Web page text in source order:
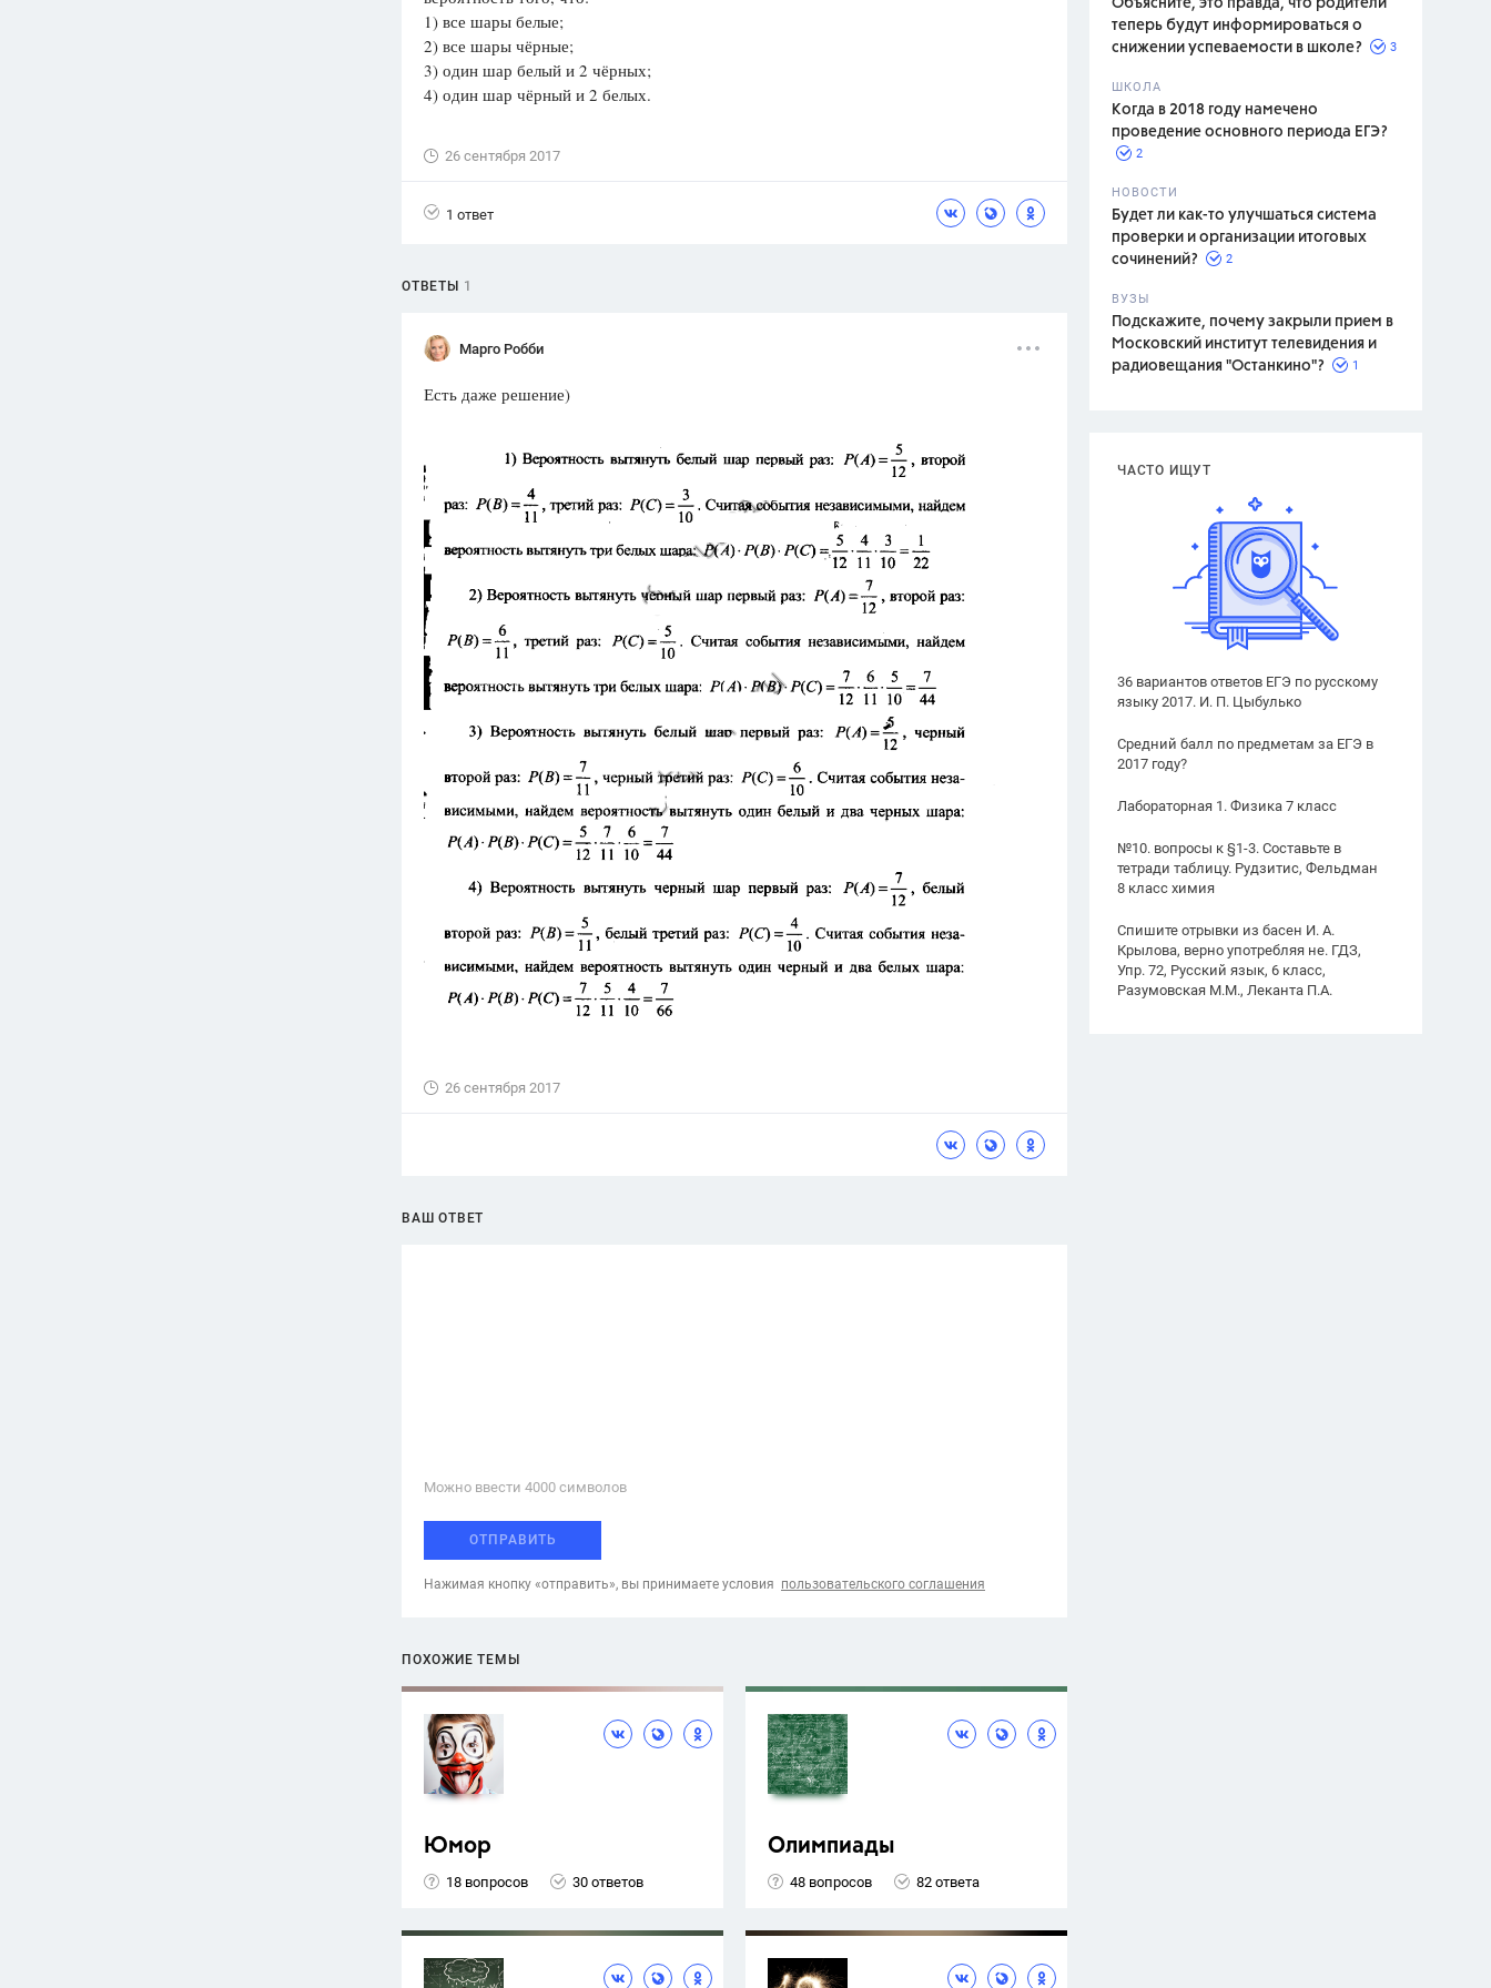
Вузы
ответа
Олимпиады
Spotlight
ГИА
Объясните, это правда, что родители
теперь будут информироваться о
снижении успеваемости в школе?
3
ШКОЛА
Когда в 2018 году намечено
проведение основного периода ЕГЭ?
2
НОВОСТИ
Будет ли как-то улучшаться система
проверки и организации итоговых
сочинений?
2
ВУЗЫ
Подскажите, почему закрыли прием в
Московский институт телевидения и
радиовещания "Останкино"?
1
ЧАСТО ИЩУТ
36 вариантов ответов ЕГЭ по русскому
языку 2017. И. П. Цыбулько
Средний балл по предметам за ЕГЭ в
2017 году?
Лабораторная 1. Физика 7 класс
№10. вопросы к §1-3. Составьте в
тетради таблицу. Рудзитис, Фельдман
8 класс химия
Спишите отрывки из басен И. А.
Крылова, верно употребляя не. ГДЗ,
Упр. 72, Русский язык, 6 класс,
Разумовская М.М., Леканта П.А.
1) все шары белые;
2) все шары чёрные;
3) один шар белый и 2 чёрных;
4) один шар чёрный и 2 белых.
26 сентября 2017
1 ответ
ОТВЕТЫ 1
Марго Робби
Есть даже решение)
26 сентября 2017
ВАШ ОТВЕТ
Можно ввести 4000 cимволов
ОТПРАВИТЬ
Нажимая кнопку «отправить», вы принимаете условия пользовательского соглашения
ПОХОЖИЕ ТЕМЫ
Юмор
18 вопросов 30 ответов
Олимпиады
48 вопросов 82 ответа